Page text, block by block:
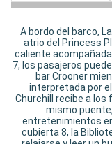
A bordo del barco,
atrio del Princess
caliente
7, los pasajeros
bar Crooner
interpretada por
Churchill recibe a los
mismo
entretenimientos
cubierta 8, la